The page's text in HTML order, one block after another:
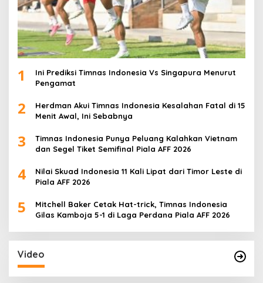
1
Ini Prediksi Timnas Indonesia Vs Singapura Menurut
Pengamat
2
Herdman Akui Timnas Indonesia Kesalahan Fatal di 15
Menit Awal, Ini Sebabnya
3
Timnas Indonesia Punya Peluang Kalahkan Vietnam
dan Segel Tiket Semifinal Piala AFF 2026
4
Nilai Skuad Indonesia 11 Kali Lipat dari Timor Leste di
Piala AFF 2026
5
Mitchell Baker Cetak Hat-trick, Timnas Indonesia
Gilas Kamboja 5-1 di Laga Perdana Piala AFF 2026
Video